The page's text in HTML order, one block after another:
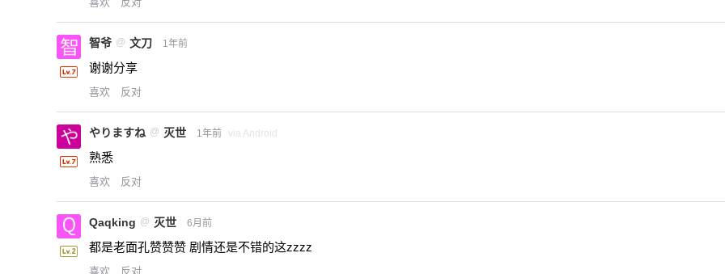
智爷 @ 文刀 1年前
谢谢分享
喜欢 反对
やりますね @ 灭世 1年前 via Android
熟悉
喜欢 反对
Qaqking @ 灭世 6月前
都是老面孔赞赞赞 剧情还是不错的这zzzz
喜欢 反对